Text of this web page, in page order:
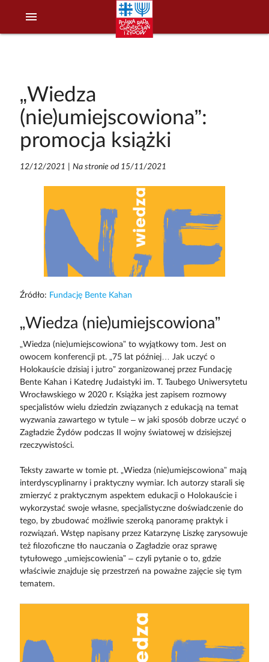
menu
„Wiedza
(nie)umiejscowiona”:
promocja książki
12/12/2021 Na stronie od 15/11/2021
Źródło: Fundację Bente Kahan
„Wiedza (nie)umiejscowiona”
„Wiedza (nie)umiejscowiona” to wyjątkowy tom. Jest on
owocem konferencji pt. „75 lat później… Jak uczyć o
Holokauście dzisiaj i jutro” zorganizowanej przez Fundację
Bente Kahan i Katedrę Judaistyki im. T. Taubego Uniwersytetu
Wrocławskiego w 2020 r. Książka jest zapisem rozmowy
specjalistów wielu dziedzin związanych z edukacją na temat
wyzwania zawartego w tytule – w jaki sposób dobrze uczyć o
Zagładzie Żydów podczas II wojny światowej w dzisiejszej
rzeczywistości.
Teksty zawarte w tomie pt. „Wiedza (nie)umiejscowiona” mają
interdyscyplinarny i praktyczny wymiar. Ich autorzy starali się
zmierzyć z praktycznym aspektem edukacji o Holokauście i
wykorzystać swoje własne, specjalistyczne doświadczenie do
tego, by zbudować możliwie szeroką panoramę praktyk i
rozwiązań. Wstęp napisany przez Katarzynę Liszkę zarysowuje
też filozoficzne tło nauczania o Zagładzie oraz sprawę
tytułowego „umiejscowienia” – czyli pytanie o to, gdzie
właściwie znajduje się przestrzeń na poważne zajęcie się tym
tematem.